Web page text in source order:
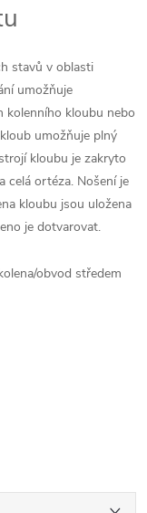
stavů v oblasti
umožňuje
kolenního kloubu nebo
umožňuje plný
kloubu je zakryto
celá ortéza. Nošení je
kloubu jsou uložena
je dotvarovat.
obvod středem